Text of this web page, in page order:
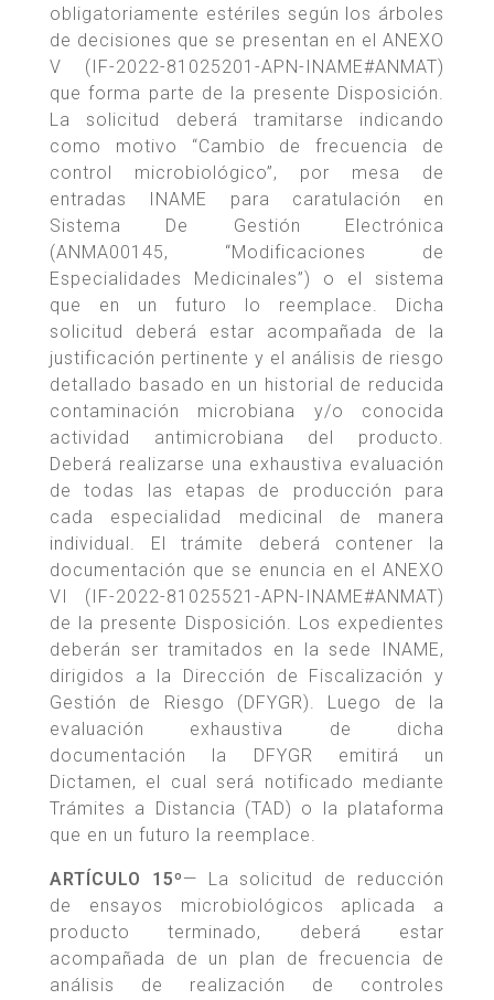
obligatoriamente estériles según los árboles
de decisiones que se presentan en el ANEXO
V (IF-2022-81025201-APN-INAME#ANMAT)
que forma parte de la presente Disposición.
La solicitud deberá tramitarse indicando
como motivo “Cambio de frecuencia de
control microbiológico”, por mesa de
entradas INAME para caratulación en
Sistema De Gestión Electrónica
(ANMA00145, “Modificaciones de
Especialidades Medicinales”) o el sistema
que en un futuro lo reemplace. Dicha
solicitud deberá estar acompañada de la
justificación pertinente y el análisis de riesgo
detallado basado en un historial de reducida
contaminación microbiana y/o conocida
actividad antimicrobiana del producto.
Deberá realizarse una exhaustiva evaluación
de todas las etapas de producción para
cada especialidad medicinal de manera
individual. El trámite deberá contener la
documentación que se enuncia en el ANEXO
VI (IF-2022-81025521-APN-INAME#ANMAT)
de la presente Disposición. Los expedientes
deberán ser tramitados en la sede INAME,
dirigidos a la Dirección de Fiscalización y
Gestión de Riesgo (DFYGR). Luego de la
evaluación exhaustiva de dicha
documentación la DFYGR emitirá un
Dictamen, el cual será notificado mediante
Trámites a Distancia (TAD) o la plataforma
que en un futuro la reemplace.
ARTÍCULO 15º— La solicitud de reducción
de ensayos microbiológicos aplicada a
producto terminado, deberá estar
acompañada de un plan de frecuencia de
análisis de realización de controles